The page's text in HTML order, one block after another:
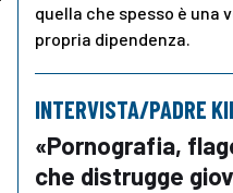
quella che spesso è una
propria dipendenza.
INTERVISTA/PADRE
«Pornografia,
che distrugge